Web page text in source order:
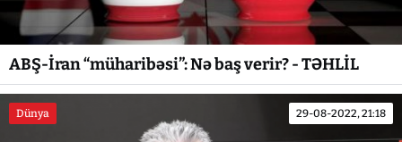
ABŞ-İran “müharibəsi”: Nə baş verir? - TƏHLİL
Dünya 29-08-2022, 21:18